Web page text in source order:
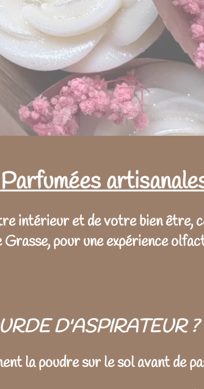
intérieur et de votre bien être,
pour une expérience
D'ASPIRATEUR ?
la poudre sur le sol avant de